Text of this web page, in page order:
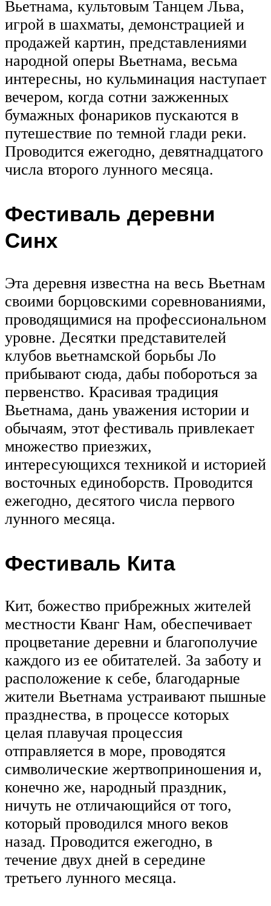
Вьетнама, культовым Танцем Льва,
игрой в шахматы, демонстрацией и
продажей картин, представлениями
народной оперы Вьетнама, весьма
интересны, но кульминация наступает
вечером, когда сотни зажженных
бумажных фонариков пускаются в
путешествие по темной глади реки.
Проводится ежегодно, девятнадцатого
числа второго лунного месяца.
Фестиваль деревни
Синх
Эта деревня известна на весь Вьетнам
своими борцовскими соревнованиями,
проводящимися на профессиональном
уровне. Десятки представителей
клубов вьетнамской борьбы Ло
прибывают сюда, дабы побороться за
первенство. Красивая традиция
Вьетнама, дань уважения истории и
обычаям, этот фестиваль привлекает
множество приезжих,
интересующихся техникой и историей
восточных единоборств. Проводится
ежегодно, десятого числа первого
лунного месяца.
Фестиваль Кита
Кит, божество прибрежных жителей
местности Кванг Нам, обеспечивает
процветание деревни и благополучие
каждого из ее обитателей. За заботу и
расположение к себе, благодарные
жители Вьетнама устраивают пышные
празднества, в процессе которых
целая плавучая процессия
отправляется в море, проводятся
символические жертвоприношения и,
конечно же, народный праздник,
ничуть не отличающийся от того,
который проводился много веков
назад. Проводится ежегодно, в
течение двух дней в середине
третьего лунного месяца.